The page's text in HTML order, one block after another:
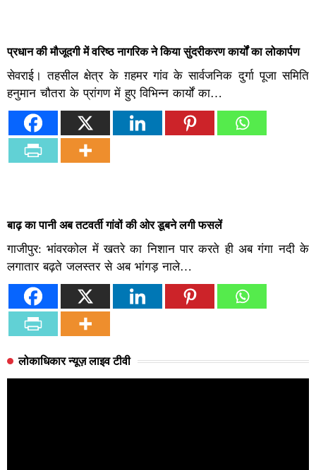
प्रधान की मौजूदगी में वरिष्ठ नागरिक ने किया सुंदरीकरण कार्यों का लोकार्पण
सेवराई। तहसील क्षेत्र के ग़हमर गांव के सार्वजनिक दुर्गा पूजा समिति
हनुमान चौतरा के प्रांगण में हुए विभिन्न कार्यों का…
बाढ़ का पानी अब तटवर्ती गांवों की ओर डूबने लगी फसलें
गाजीपुर: भांवरकोल में खतरे का निशान पार करते ही अब गंगा नदी के
लगातार बढ़ते जलस्तर से अब भांगड़ नाले…
लोकाधिकार न्यूज़ लाइव टीवी